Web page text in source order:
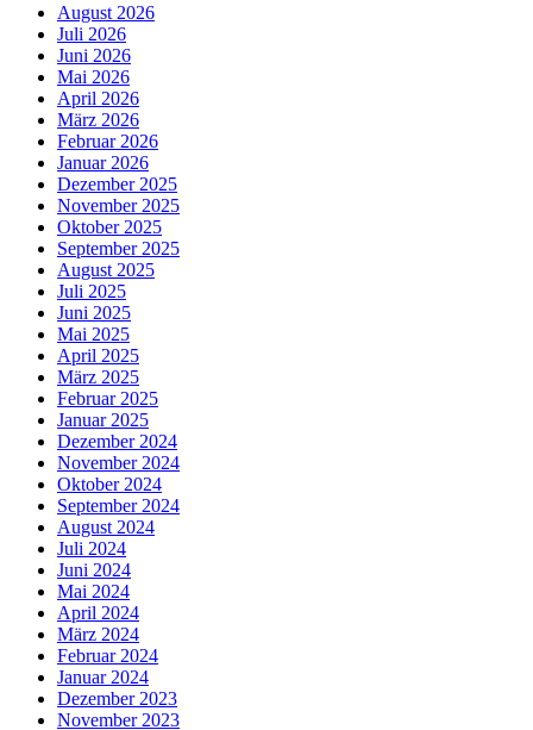
August 2026
Juli 2026
Juni 2026
Mai 2026
April 2026
März 2026
Februar 2026
Januar 2026
Dezember 2025
November 2025
Oktober 2025
September 2025
August 2025
Juli 2025
Juni 2025
Mai 2025
April 2025
März 2025
Februar 2025
Januar 2025
Dezember 2024
November 2024
Oktober 2024
September 2024
August 2024
Juli 2024
Juni 2024
Mai 2024
April 2024
März 2024
Februar 2024
Januar 2024
Dezember 2023
November 2023